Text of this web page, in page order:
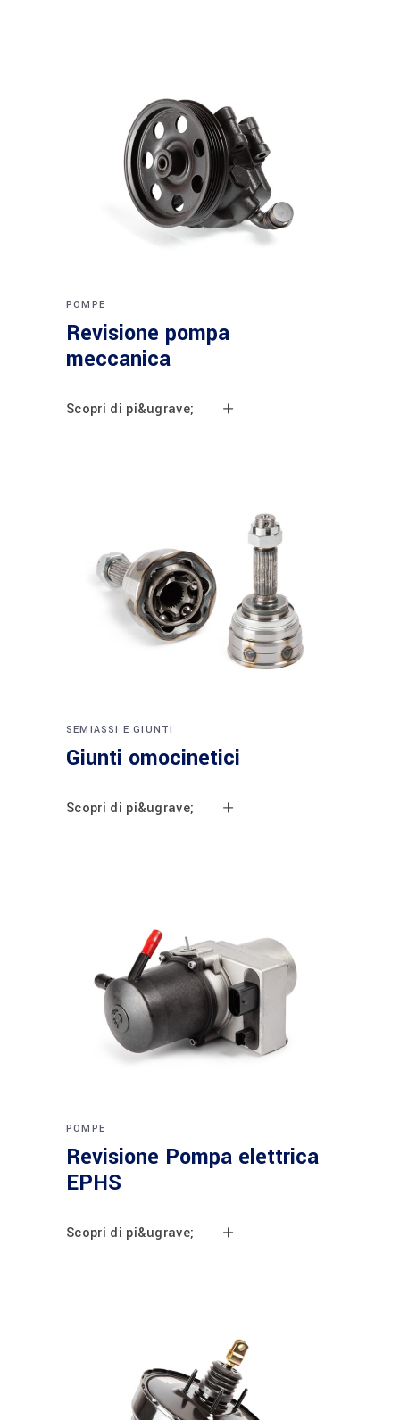
POMPE
Revisione pompa
meccanica
Scopri di pi&ugrave;
SEMIASSI E GIUNTI
Giunti omocinetici
Scopri di pi&ugrave;
POMPE
Revisione Pompa elettrica
EPHS
Scopri di pi&ugrave;